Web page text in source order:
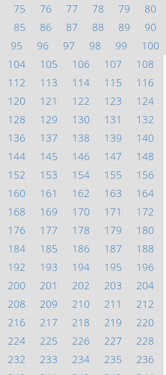
75 76 77 78 79
80
85 86 87 88 89
90
95 96 97 98 99
100
104 105 106 107
108
112 113 114 115
116
120 121 122 123
124
128 129 130 131
132
136 137 138 139
140
144 145 146 147
148
152 153 154 155
156
160 161 162 163
164
168 169 170 171
172
176 177 178 179
180
184 185 186 187
188
192 193 194 195
196
200 201 202 203
204
208 209 210 211
212
216 217 218 219
220
224 225 226 227
228
232 233 234 235
236